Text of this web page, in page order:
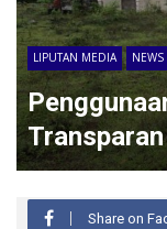
LIPUTAN MEDIA NEWS
Transparan
Share on